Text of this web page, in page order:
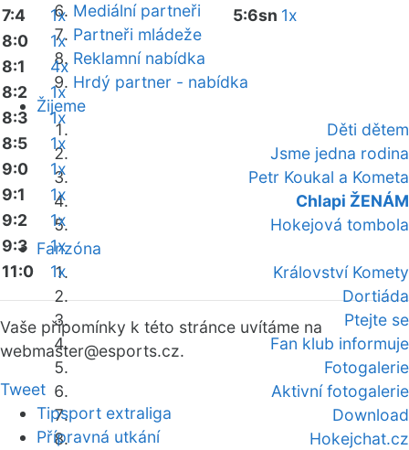
Mediální partneři
Partneři mládeže
Reklamní nabídka
Hrdý partner - nabídka
Žijeme
Děti dětem
Jsme jedna rodina
Petr Koukal a Kometa
Chlapi ŽENÁM
Hokejová tombola
Fanzóna
Království Komety
Dortiáda
Ptejte se
Fan klub informuje
Fotogalerie
Aktivní fotogalerie
Download
Hokejchat.cz
7:4
1x
8:0
1x
8:1
4x
8:2
1x
8:3
1x
8:5
1x
9:0
1x
9:1
1x
9:2
1x
9:3
1x
11:0
1x
5:6sn 1x
Vaše připomínky k této stránce uvítáme na
webmaster@esports.cz.
Tweet
Tipsport extraliga
Přípravná utkání